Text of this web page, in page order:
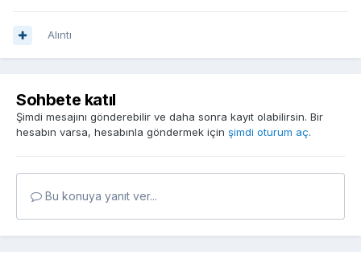
Alıntı
Sohbete katıl
Şimdi mesajını gönderebilir ve daha sonra kayıt olabilirsin. Bir
hesabın varsa, hesabınla göndermek için şimdi oturum aç.
Bu konuya yanıt ver...